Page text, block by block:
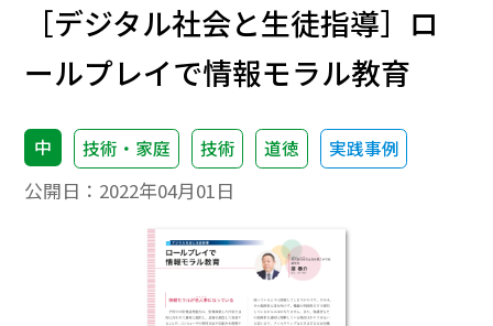
［デジタル社会と生徒指導］ロ
ールプレイで情報モラル教育
中 技術・家庭 技術 道徳 実践事例
公開日： 2022年04月01日